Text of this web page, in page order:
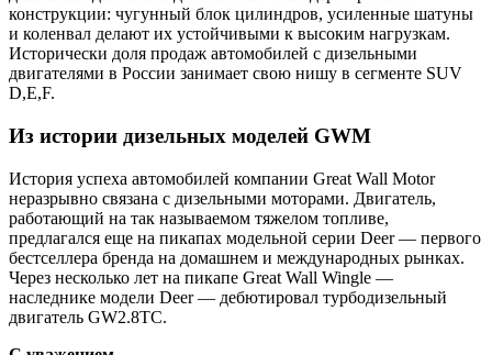
конструкции: чугунный блок цилиндров, усиленные шатуны
и коленвал делают их устойчивыми к высоким нагрузкам.
Исторически доля продаж автомобилей с дизельными
двигателями в России занимает свою нишу в сегменте SUV
D,E,F.
Из истории дизельных моделей GWM
История успеха автомобилей компании Great Wall Motor
неразрывно связана с дизельными моторами. Двигатель,
работающий на так называемом тяжелом топливе,
предлагался еще на пикапах модельной серии Deer — первого
бестселлера бренда на домашнем и международных рынках.
Через несколько лет на пикапе Great Wall Wingle —
наследнике модели Deer — дебютировал турбодизельный
двигатель GW2.8TC.